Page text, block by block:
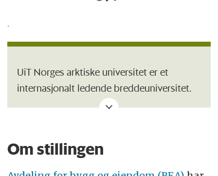
.
UiT Norges arktiske universitet er et
internasjonalt ledende breddeuniversitet.
Vår visjon er å være en drivkraft i nord. Det
UiT. Sammen med studenter, ansatte og
samfunnet for øvrig skal vi utnytte vår
Om stillingen